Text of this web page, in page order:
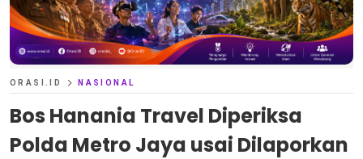
ORASI.ID NASIONAL
Bos Hanania Travel Diperiksa
Polda Metro Jaya usai Dilaporkan